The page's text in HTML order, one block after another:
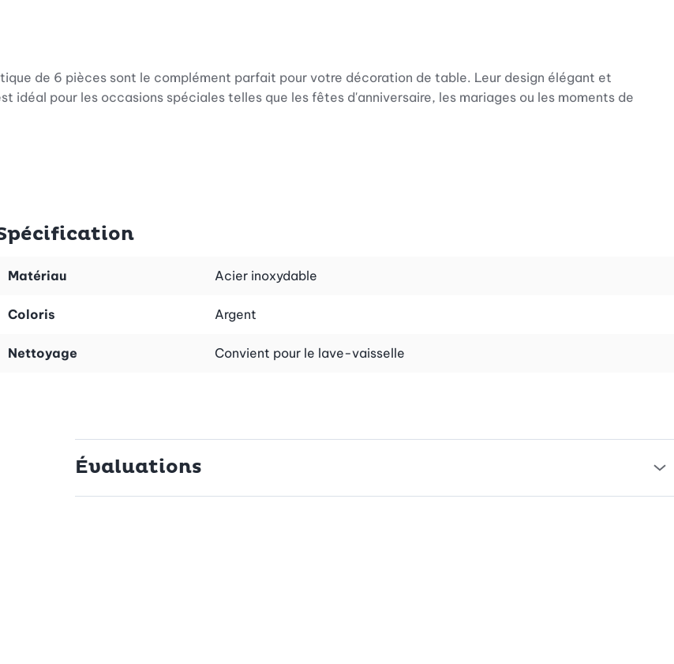
de 6 pièces sont le complément parfait pour votre décoration de table. Leur design élégant et
idéal pour les occasions spéciales telles que les fêtes d'anniversaire, les mariages ou les moments de
vos délices sans avoir à vous soucier du nettoyage.
Matériau Acier inoxydable
Coloris Argent
Nettoyage Convient pour le lave-vaisselle
Évaluations